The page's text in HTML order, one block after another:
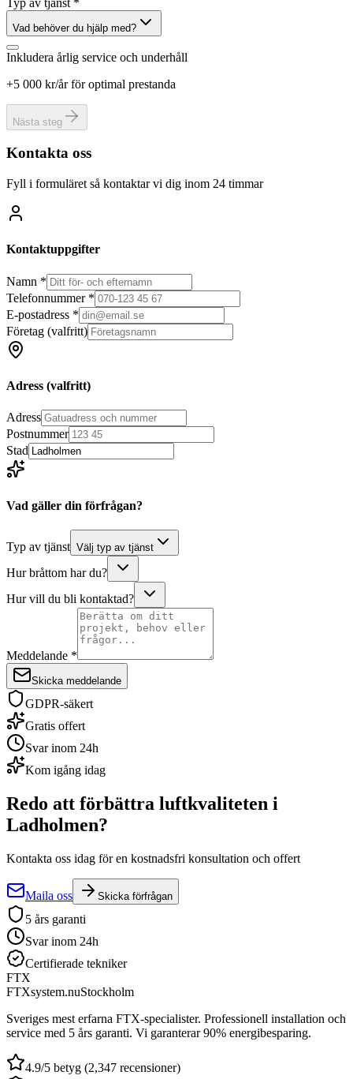
Vad behöver du hjälp med?
Inkludera årlig service och underhåll
+5 000 kr/år för optimal prestanda
Nästa steg
Kontakta oss
Fyll i formuläret så kontaktar vi dig inom 24 timmar
Kontaktuppgifter
Namn *
Telefonnummer *
E-postadress *
Företag (valfritt)
Adress (valfritt)
Adress
Postnummer
Stad
Vad gäller din förfrågan?
Typ av tjänst Välj typ av tjänst
Hur bråttom har du?
Hur vill du bli kontaktad?
Meddelande *
Skicka meddelande
GDPR-säkert
Gratis offert
Svar inom 24h
Kom igång idag
Redo att förbättra luftkvaliteten i
Ladholmen?
Kontakta oss idag för en kostnadsfri konsultation och offert
Maila oss Skicka förfrågan
5 års garanti
Svar inom 24h
Certifierade tekniker
FTX
FTXsystem.nuStockholm
Sveriges mest erfarna FTX-specialister. Professionell installation och
service med 5 års garanti. Vi garanterar 90% energibesparing.
4.9/5 betyg (2,347 recensioner)